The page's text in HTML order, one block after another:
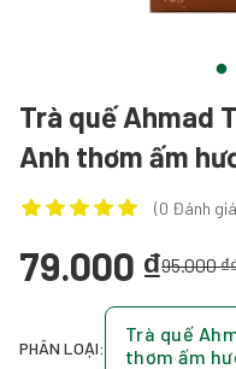
Trà quế Ahmad
Anh thơm ấm
(0 Đánh
79.000 ₫95.000
PHÂN LOẠI:
Trà quế
thơm ấm